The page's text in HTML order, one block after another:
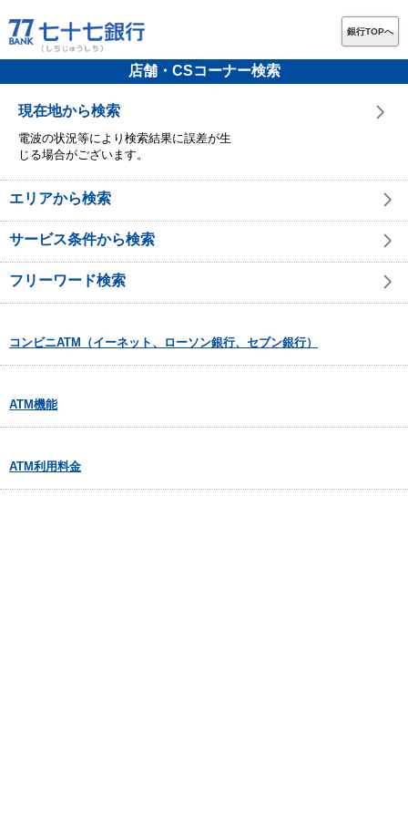
銀行TOPへ
店舗・CSコーナー検索
現在地から検索
電波の状況等により検索結果に誤差が生
じる場合がございます。
エリアから検索
サービス条件から検索
フリーワード検索
コンビニATM（イーネット、ローソン銀行、セブン銀行）
ATM機能
ATM利用料金